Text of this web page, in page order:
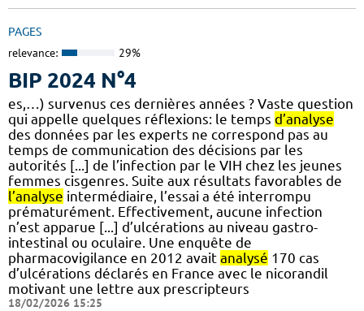
PAGES
relevance: 29%
BIP 2024 N°4
es,…) survenus ces dernières années ? Vaste question
qui appelle quelques réflexions: le temps d’analyse
des données par les experts ne correspond pas au
temps de communication des décisions par les
autorités [...] de l’infection par le VIH chez les jeunes
femmes cisgenres. Suite aux résultats favorables de
l’analyse intermédiaire, l’essai a été interrompu
prématurément. Effectivement, aucune infection
n’est apparue [...] d’ulcérations au niveau gastro-
intestinal ou oculaire. Une enquête de
pharmacovigilance en 2012 avait analysé 170 cas
d’ulcérations déclarés en France avec le nicorandil
motivant une lettre aux prescripteurs
18/02/2026 15:25